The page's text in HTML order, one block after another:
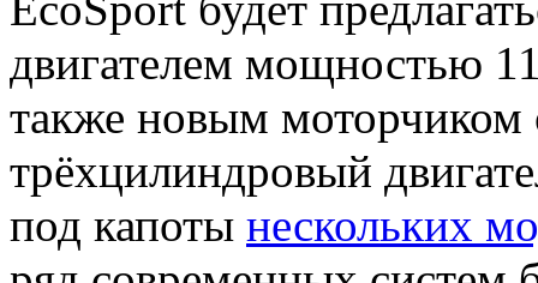
двигателем мощностью
также новым моторчиком
трёхцилиндровый
под капоты нескольких